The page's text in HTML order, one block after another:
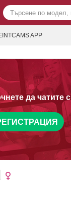
APP
да чатите с